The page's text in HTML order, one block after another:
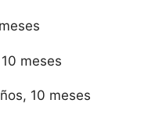
meses
10 meses